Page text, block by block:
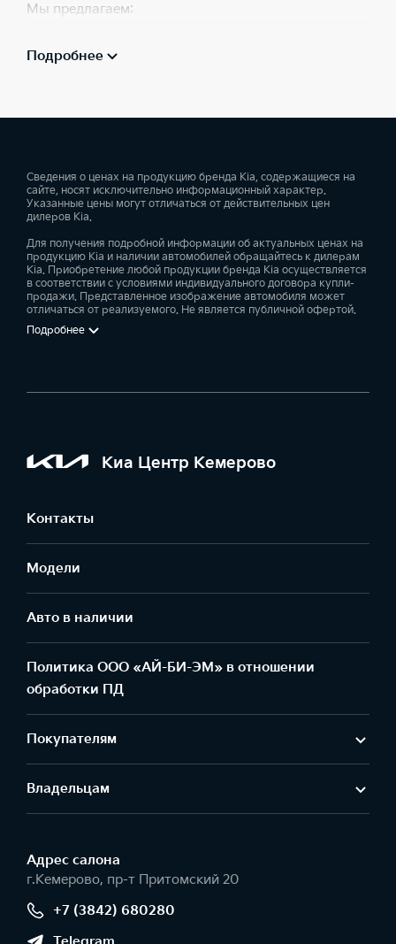
Мы предлагаем:
тест-драйв всего модельного ряда Kia;
клиентов;
оригинальные запчасти и аксессуары Kia;
сервисное обслуживание;
кузовной ремонт;
техническая помощь на дорогах;
эвакуатор.
Ждём Вас в наших дилерских центрах!
Подробнее
Сведения о ценах на продукцию бренда Kia, содержащиеся на
сайте, носят исключительно информационный характер.
Указанные цены могут отличаться от действительных цен
дилеров Kia.
Для получения подробной информации об актуальных ценах на
продукцию Kia и наличии автомобилей обращайтесь к дилерам
Kia. Приобретение любой продукции бренда Kia осуществляется
в соответствии с условиями индивидуального договора купли-
продажи. Представленное изображение автомобиля может
отличаться от реализуемого. Не является публичной офертой.
Подробнее
Киа Центр Кемерово
Контакты
Модели
Авто в наличии
Политика ООО «АЙ-БИ-ЭМ» в отношении
обработки ПД
Покупателям
Владельцам
Адрес салонa
г.Кемерово, пр-т Притомский 20
+7 (3842) 680280